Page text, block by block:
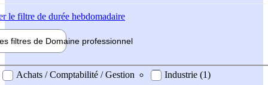
le filtre de durée hebdomadaire
filtres de Domaine professionnel
professionel
Achats / Comptabilité / Gestion
Industrie (1)